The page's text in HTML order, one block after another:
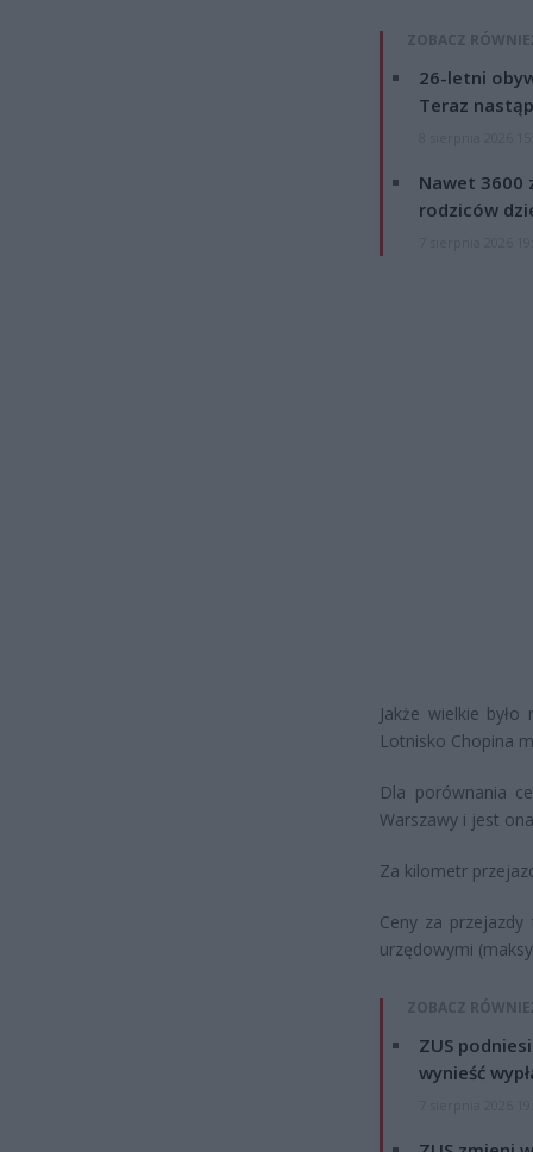
ZOBACZ
26-letni
Teraz
Nawet 3600
rodziców
Jakże wielkie
Lotnisko Chopina
Dla porównania
Warszawy i jest
Za kilometr
Ceny za
urzędowymi
ZOBACZ
ZUS
wynieść